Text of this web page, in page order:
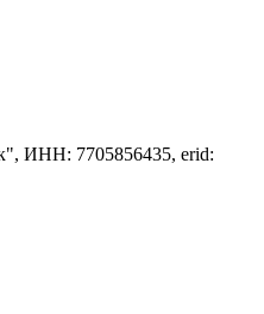
ИНН: 7705856435, erid: